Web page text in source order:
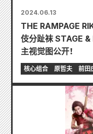
2024.06.13
THE RAMPAGE
伎分趾袜 STAGE &
主视觉图公开！
核心组合 原哲夫 前田